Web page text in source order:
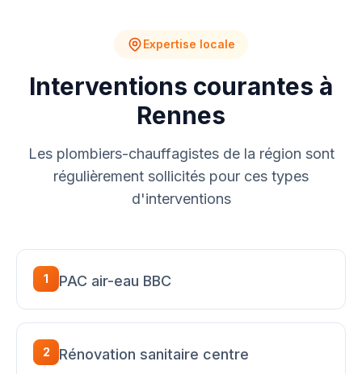
Expertise locale
Interventions courantes à
Rennes
Les plombiers-chauffagistes de la région sont
régulièrement sollicités pour ces types
d'interventions
1 PAC air-eau BBC
2 Rénovation sanitaire centre